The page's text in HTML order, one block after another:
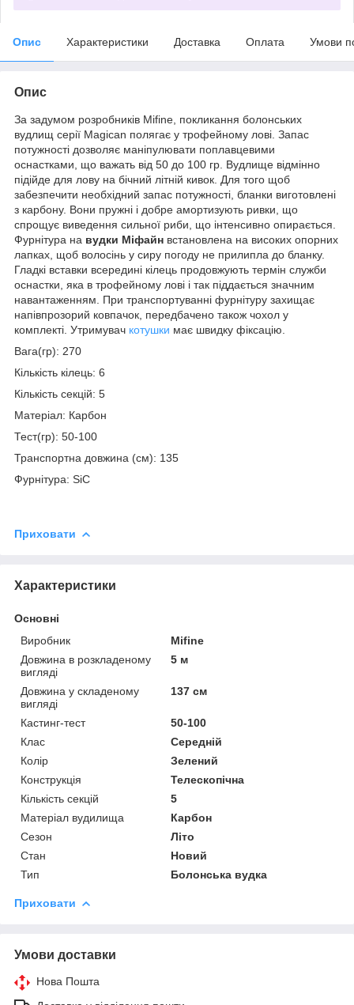
Опис Характеристики Доставка Оплата Умови
Опис
За задумом розробників Mifine, покликання болонських
вудлищ серії Magican полягає у трофейному лові. Запас
потужності дозволяє маніпулювати поплавцевими
оснастками, що важать від 50 до 100 гр. Вудлище відмінно
підійде для лову на бічний літній кивок. Для того щоб
забезпечити необхідний запас потужності, бланки виготовлені
з карбону. Вони пружні і добре амортизують ривки, що
спрощує виведення сильної риби, що інтенсивно опирається.
Фурнітура на вудки Міфайн встановлена на високих опорних
лапках, щоб волосінь у сиру погоду не прилипла до бланку.
Гладкі вставки всередині кілець продовжують термін служби
оснастки, яка в трофейному лові і так піддається значним
навантаженням. При транспортуванні фурнітуру захищає
напівпрозорий ковпачок, передбачено також чохол у
комплекті. Утримувач котушки має швидку фіксацію.
Вага(гр): 270
Кількість кілець: 6
Кількість секцій: 5
Матеріал: Карбон
Тест(гр): 50-100
Транспортна довжина (см): 135
Фурнітура: SiC
Приховати
Характеристики
Основні
Виробник
Mifine
Довжина в розкладеному
вигляді
5 м
Довжина у складеному
вигляді
137 см
Кастинг-тест
50-100
Клас
Середній
Колір
Зелений
Конструкція
Телескопічна
Кількість секцій
5
Матеріал вудилища
Карбон
Сезон
Літо
Стан
Новий
Тип
Болонська вудка
Приховати
Умови доставки
Нова Пошта